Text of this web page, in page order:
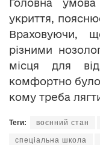
Головна
укриття,
Враховуючи,
різними
місця для
комфортно було
кому треба
Теги: воєнний стан
спеціальна школа